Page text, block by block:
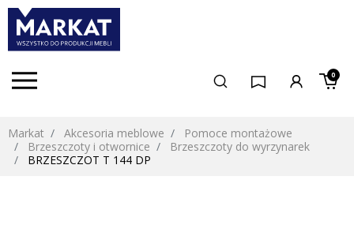
0
Markat Akcesoria meblowe
Pomoce montażowe
Brzeszczoty i otwornice
Brzeszczoty do wyrzynarek
BRZESZCZOT T 144 DP